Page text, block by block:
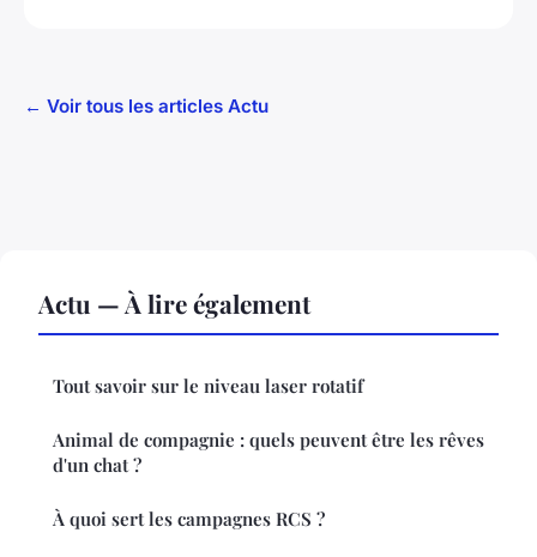
← Voir tous les articles Actu
Actu — À lire également
Tout savoir sur le niveau laser rotatif
Animal de compagnie : quels peuvent être les rêves
d'un chat ?
À quoi sert les campagnes RCS ?